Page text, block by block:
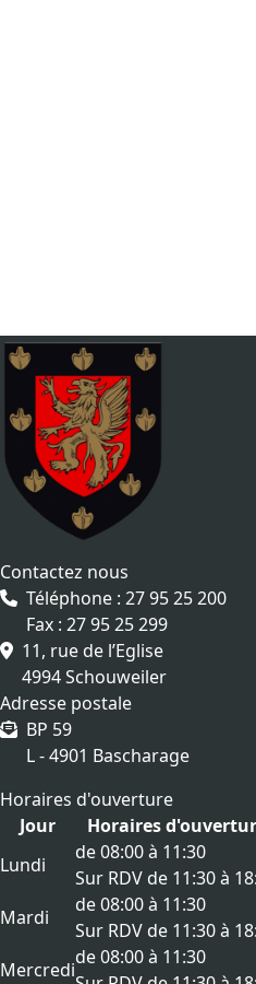
Contactez nous
Téléphone : 27 95 25 200
Fax : 27 95 25 299
11, rue de l’Eglise
4994 Schouweiler
Adresse postale
BP 59
L - 4901 Bascharage
Horaires d'ouverture
Jour
Horaires
Lundi
de 08:00 à 11:30
Sur RDV de 11:30 à
Mardi
de 08:00 à 11:30
Sur RDV de 11:30 à
Mercredi
de 08:00 à 11:30